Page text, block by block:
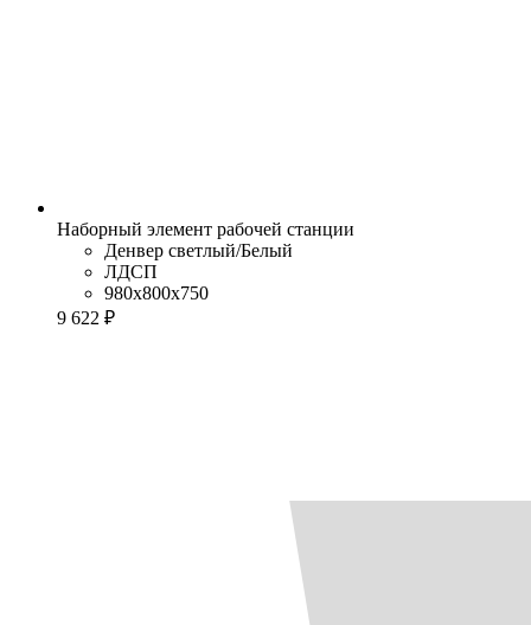
Наборный элемент рабочей станции
Денвер светлый/Белый
ЛДСП
980x800x750
9 622 ₽